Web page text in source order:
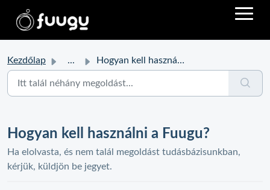
Kezdőlap ... Hogyan kell használni a Fuugu?
Hogyan kell használni a Fuugu?
Ha elolvasta, és nem talál megoldást tudásbázisunkban,
kérjük, küldjön be jegyet.